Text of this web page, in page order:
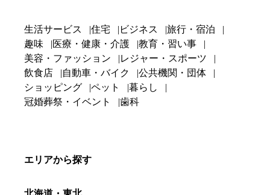
生活サービス 住宅 ビジネス
旅行・宿泊
趣味
医療・健康・介護
教育・習い事
美容・ファッション
レジャー・スポーツ
飲食店
自動車・バイク
公共機関・団体
ショッピング
ペット
暮らし
冠婚葬祭・イベント
歯科
エリアから探す